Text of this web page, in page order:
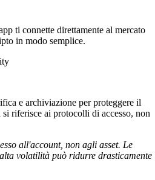
ti connette direttamente al mercato
in modo semplice.
e archiviazione per proteggere il
riferisce ai protocolli di accesso, non
all'account, non agli asset. Le
volatilità può ridurre drasticamente